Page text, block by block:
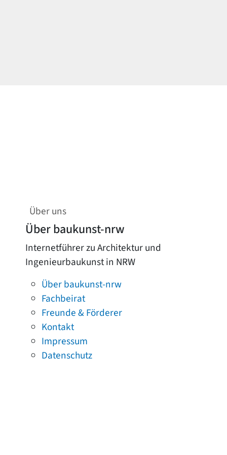
Über uns
Über baukunst-nrw
Internetführer zu Architektur und
Ingenieurbaukunst in NRW
Über baukunst-nrw
Fachbeirat
Freunde & Förderer
Kontakt
Impressum
Datenschutz